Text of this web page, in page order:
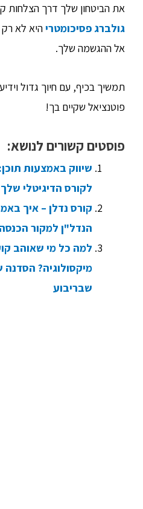
את הביטחון שלך דרך הצלחות
גולברג פסיכומטריהיא לא רק
אל ההגשמה שלך.
תמשיך בכיף, עם חיוך גדול
פוטנציאל שקיים בך!
פוסטים קשורים לנושא:
שיווק באמצעות
לקורס הדיגיטלי
קורס נדלן – איך
הנדל"ן למקור
למה כל מי שאוהב
מיקסולוגיה?
שבריבוע